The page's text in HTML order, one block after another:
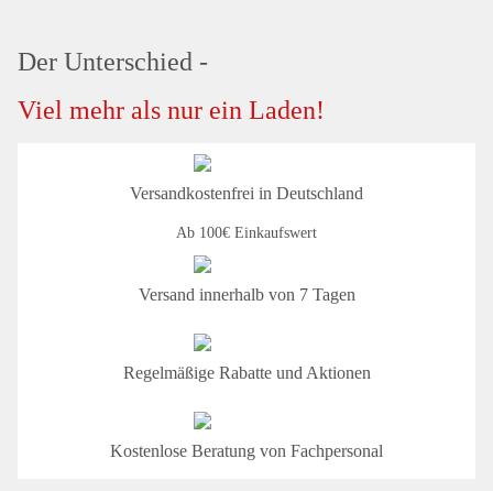
Der Unterschied -
Viel mehr als nur ein Laden!
Versandkostenfrei in Deutschland
Ab 100€ Einkaufswert
Versand innerhalb von 7 Tagen
Regelmäßige Rabatte und Aktionen
Kostenlose Beratung von Fachpersonal